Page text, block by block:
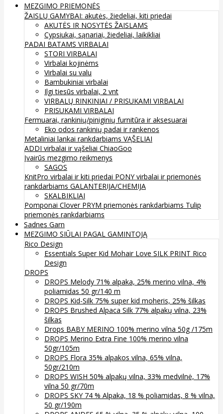
MEZGIMO PRIEMONĖS
ŽAISLŲ GAMYBAI: akutės, žiedeliai, kiti priedai
AKUTĖS IR NOSYTĖS ŽAISLAMS
Cypsiukai, sąnariai, žiedeliai, laikikliai
PADAI BATAMS VIRBALAI
STORI VIRBALAI
Virbalai kojinėms
Virbalai su valu
Bambukiniai virbalai
Ilgi tiesūs virbalai, 2 vnt
VIRBALŲ RINKINIAI / PRISUKAMI VIRBALAI
PRISUKAMI VIRBALAI
Fermuarai, rankinių/piniginių furnitūra ir aksesuarai
Eko odos rankinių padai ir rankenos
Metaliniai lankai rankdarbiams VĄŠELIAI
ADDI virbalai ir vąšeliai ChiaoGoo
Įvairūs mezgimo reikmenys
SAGOS
KnitPro virbalai ir kiti priedai PONY virbalai ir priemonės
rankdarbiams GALANTERIJA/CHEMIJA
SKALBIKLIAI
Pomponai Clover PRYM priemonės rankdarbiams Tulip
priemonės rankdarbiams
Sadnes Garn
MEZGIMO SIŪLAI PAGAL GAMINTOJĄ
Rico Design
Essentials Super Kid Mohair Love SILK PRINT Rico
Design
DROPS
DROPS Melody 71% alpaka, 25% merino vilna, 4%
poliamidas 50 gr/140 m
DROPS Kid-Silk 75% super kid moheris, 25% šilkas
DROPS Brushed Alpaca Silk 77% alpakų vilna, 23%
šilkas
Drops BABY MERINO 100% merino vilna 50g /175m
DROPS Merino Extra Fine 100% merino vilna
50gr/105m
DROPS Flora 35% alpakos vilna, 65% vilna,
50gr/210m
DROPS WISH 50% alpakų vilna, 33% medvilnė, 17%
vilna 50 gr/70m
DROPS SKY 74 % Alpaka, 18 % poliamidas, 8 % vilna,
50 gr/190m